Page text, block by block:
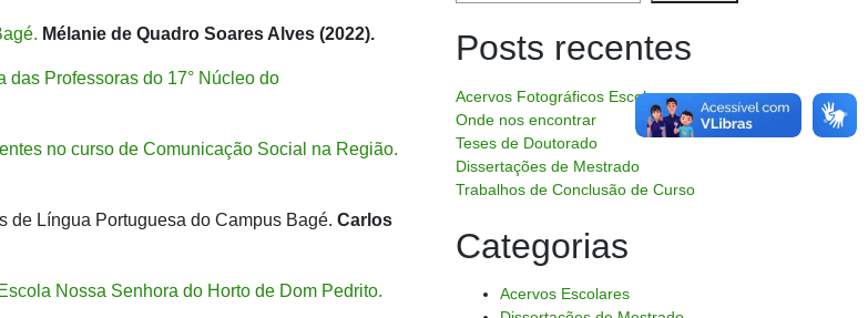
Mélanie de Quadro Soares Alves (2022).
das Professoras do 17° Núcleo do
no curso de Comunicação Social na Região.
de Língua Portuguesa do Campus Bagé. Carlos
Nossa Senhora do Horto de Dom Pedrito.
Posts recentes
Acervos Fotográficos Escolares
Onde nos encontrar
Teses de Doutorado
Dissertações de Mestrado
Trabalhos de Conclusão de Curso
Categorias
Acervos Escolares